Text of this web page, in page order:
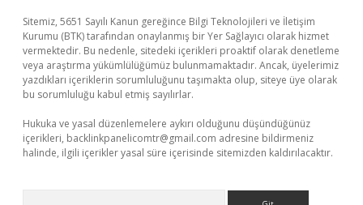
Sitemiz, 5651 Sayılı Kanun gereğince Bilgi Teknolojileri ve İletişim
Kurumu (BTK) tarafından onaylanmış bir Yer Sağlayıcı olarak hizmet
vermektedir. Bu nedenle, sitedeki içerikleri proaktif olarak denetleme
veya araştırma yükümlülüğümüz bulunmamaktadır. Ancak, üyelerimiz
yazdıkları içeriklerin sorumluluğunu taşımakta olup, siteye üye olarak
bu sorumluluğu kabul etmiş sayılırlar.
Hukuka ve yasal düzenlemelere aykırı olduğunu düşündüğünüz
içerikleri, backlinkpanelicomtr@gmail.com adresine bildirmeniz
halinde, ilgili içerikler yasal süre içerisinde sitemizden kaldırılacaktır.